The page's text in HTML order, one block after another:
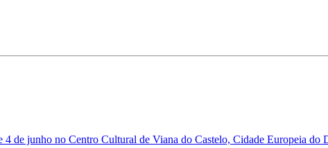
4 de junho no Centro Cultural de Viana do Castelo, Cidade Europeia